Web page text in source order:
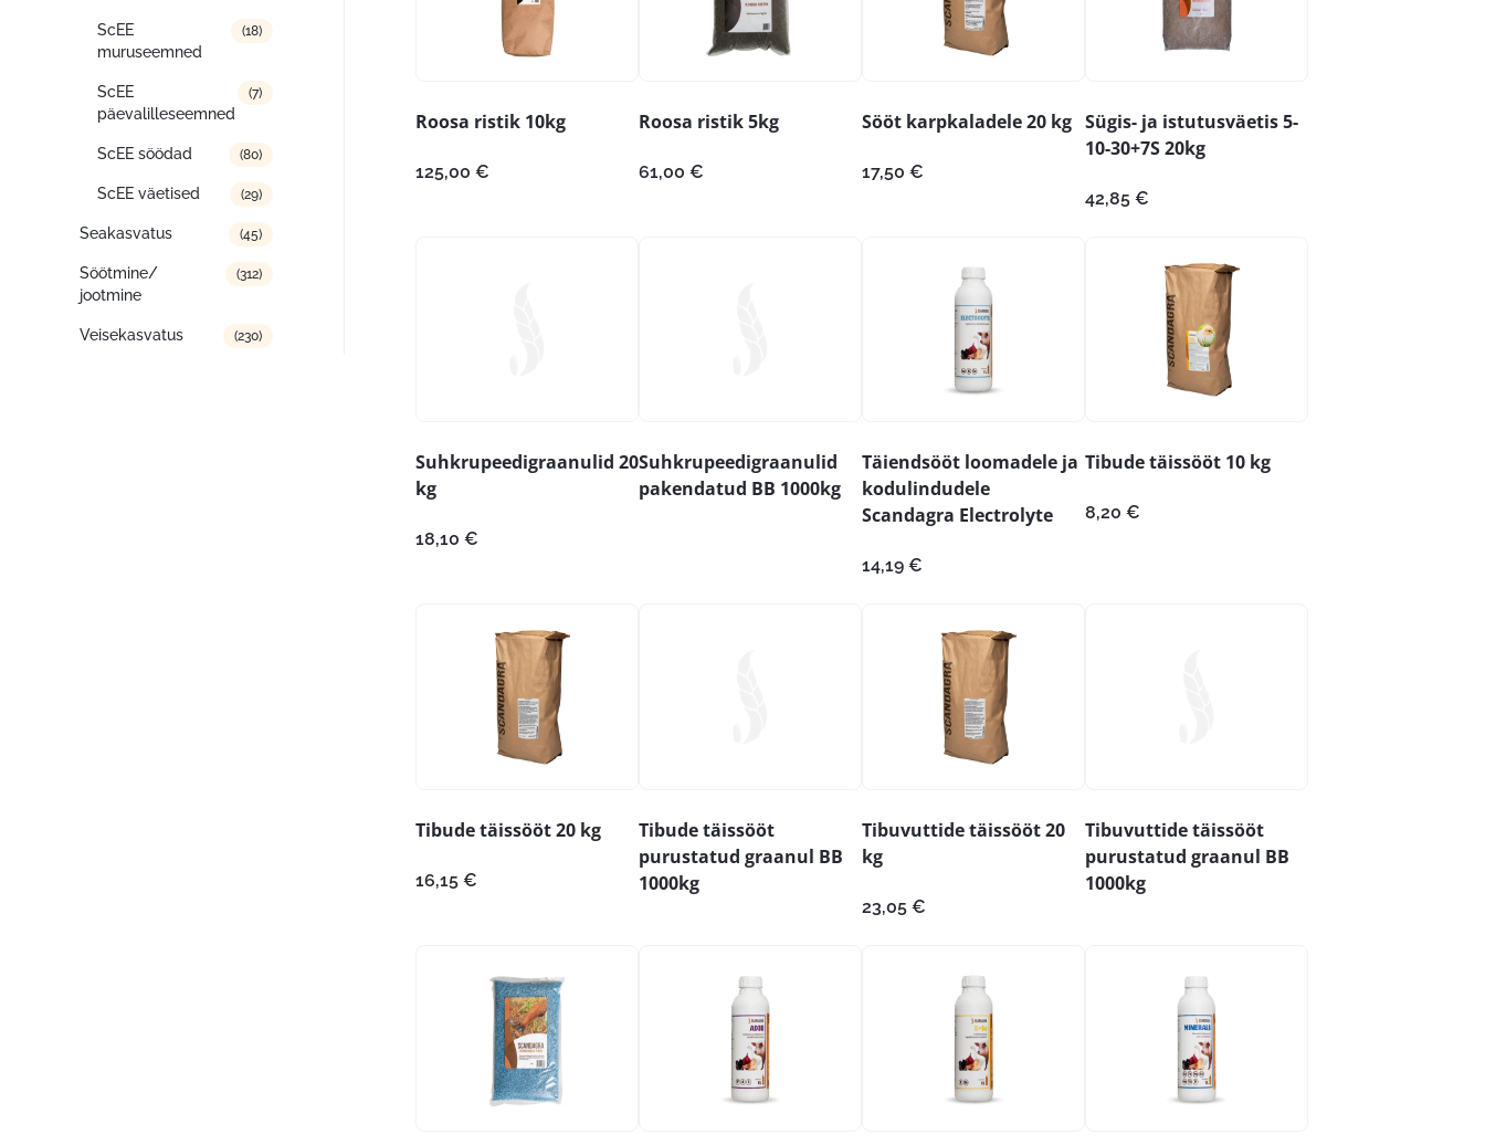
ScEE
muruseemned
(18)
ScEE
päevalilleseemned
(7)
ScEE söödad (80)
ScEE väetised (29)
Seakasvatus (45)
Söötmine/
jootmine
(312)
Veisekasvatus (230)
Roosa ristik 10kg
125,00 €
Roosa ristik 5kg
61,00 €
Sööt karpkaladele 20 kg
17,50 €
Sügis- ja istutusväetis 5-
10-30+7S 20kg
42,85 €
Suhkrupeedigraanulid 20
kg
18,10 €
Suhkrupeedigraanulid
pakendatud BB 1000kg
Täiendsööt loomadele ja
kodulindudele
Scandagra Electrolyte
14,19 €
Tibude täissööt 10 kg
8,20 €
Tibude täissööt 20 kg
16,15 €
Tibude täissööt
purustatud graanul BB
1000kg
Tibuvuttide täissööt 20
kg
23,05 €
Tibuvuttide täissööt
purustatud graanul BB
1000kg